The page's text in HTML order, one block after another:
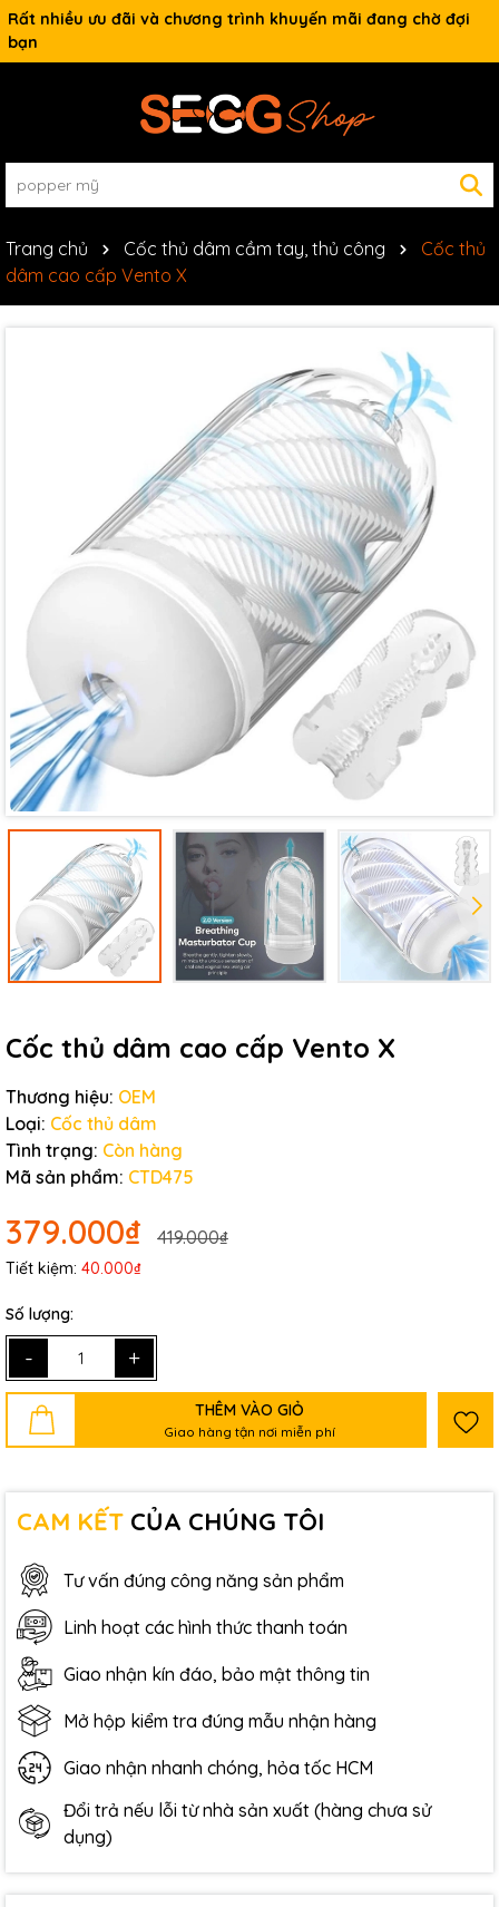
Rất nhiều ưu đãi và chương trình khuyến mãi đang chờ đợi
bạn
Trang chủ Cốc thủ dâm cầm tay, thủ công
Cốc thủ
dâm cao cấp Vento X
Cốc thủ dâm cao cấp Vento X
Thương hiệu: OEM
Loại: Cốc thủ dâm
Tình trạng: Còn hàng
Mã sản phẩm: CTD475
379.000₫ 419.000₫
Tiết kiệm: 40.000₫
Số lượng:
- +
THÊM VÀO GIỎ
Giao hàng tận nơi miễn phí
CAM KẾT CỦA CHÚNG TÔI
Tư vấn đúng công năng sản phẩm
Linh hoạt các hình thức thanh toán
Giao nhận kín đáo, bảo mật thông tin
Mở hộp kiểm tra đúng mẫu nhận hàng
Giao nhận nhanh chóng, hỏa tốc HCM
Đổi trả nếu lỗi từ nhà sản xuất (hàng chưa sử
dụng)